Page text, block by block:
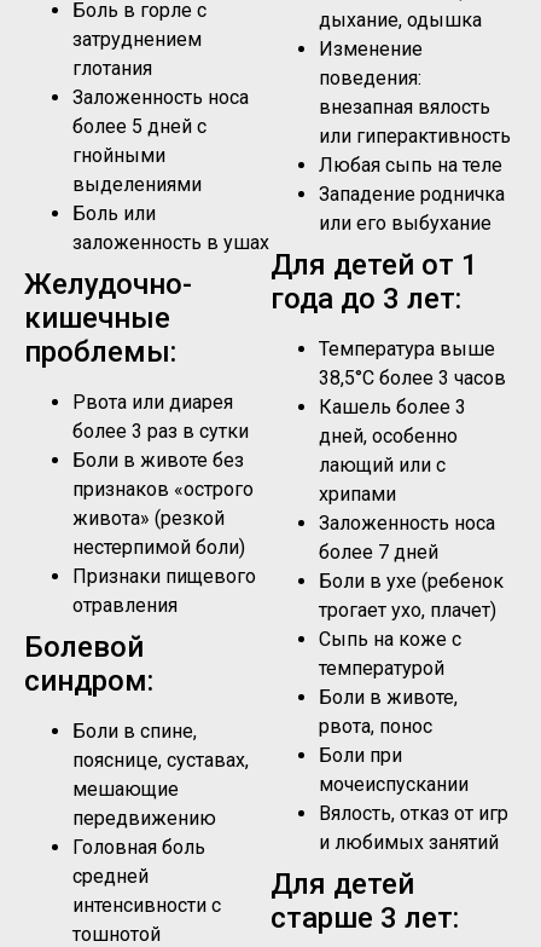
Боль в горле с
затруднением
глотания
Заложенность носа
более 5 дней с
гнойными
выделениями
Боль или
заложенность в ушах
Желудочно-
кишечные
проблемы:
Рвота или диарея
более 3 раз в сутки
Боли в животе без
признаков «острого
живота» (резкой
нестерпимой боли)
Признаки пищевого
отравления
Болевой
синдром:
Боли в спине,
пояснице, суставах,
мешающие
передвижению
Головная боль
средней
интенсивности с
тошнотой
дыхание, одышка
Изменение
поведения:
внезапная вялость
или гиперактивность
Любая сыпь на теле
Западение родничка
или его выбухание
Для детей от 1
года до 3 лет:
Температура выше
38,5°C более 3 часов
Кашель более 3
дней, особенно
лающий или с
хрипами
Заложенность носа
более 7 дней
Боли в ухе (ребенок
трогает ухо, плачет)
Сыпь на коже с
температурой
Боли в животе,
рвота, понос
Боли при
мочеиспускании
Вялость, отказ от игр
и любимых занятий
Для детей
старше 3 лет: